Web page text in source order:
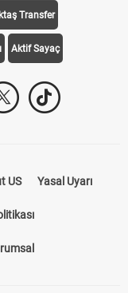
Transfer
Aktif Sayaç
US Yasal Uyarı